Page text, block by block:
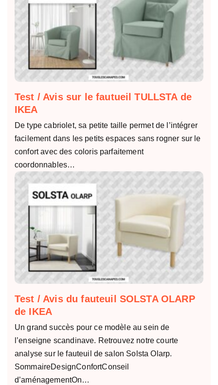
Test / Avis sur le fautueil TULLSTA de
IKEA
De type cabriolet, sa petite taille permet de l’intégrer
facilement dans les petits espaces sans rogner sur le
confort avec des coloris parfaitement
coordonnables…
Test / Avis du fauteuil SOLSTA OLARP
de IKEA
Un grand succès pour ce modèle au sein de
l’enseigne scandinave. Retrouvez notre courte
analyse sur le fauteuil de salon Solsta Olarp.
SommaireDesignConfortConseil
d’aménagementOn…